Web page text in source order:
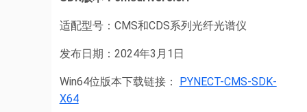
适配型号：CMS和CDS系列光纤光谱仪
发布日期：2024年3月1日
Win64位版本下载链接： PYNECT-CMS-SDK-
X64